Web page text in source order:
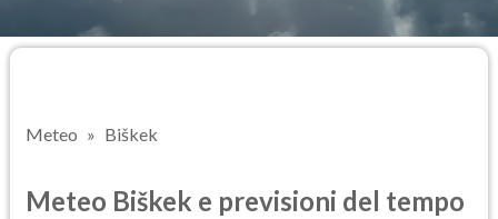
Meteo Biškek
Meteo Biškek e previsioni del tempo